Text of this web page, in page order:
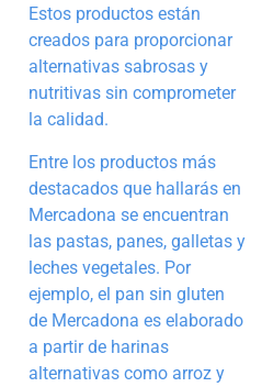
Estos productos están
creados para proporcionar
alternativas sabrosas y
nutritivas sin comprometer
la calidad.
Entre los productos más
destacados que hallarás en
Mercadona se encuentran
las pastas, panes, galletas y
leches vegetales. Por
ejemplo, el pan sin gluten
de Mercadona es elaborado
a partir de harinas
alternativas como arroz y